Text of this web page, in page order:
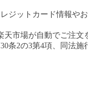
ジットカード情報や
市場が自動でご注文
2の3第4項、同法